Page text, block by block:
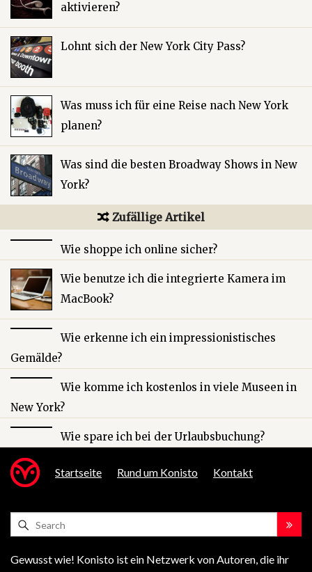
aktivieren?
Lohnt sich der New York City Pass?
Was muss ich für eine Reise nach New York
planen?
Was sind die besten Broadway Shows in New
York?
Zufällige Artikel
Wie shoppe ich online sicher?
Wie benutze ich die integrierte Kamera im
MacBook?
Wie erkenne ich ein impressionistisches
Gemälde?
Wie komme ich kostenlos in viele Museen in
New York?
Wie spare ich bei der Urlaubsbuchung?
Startseite Rund um Konisto Kontakt
Gewusst wie! Konisto ist ein Netzwerk von Autoren, die ihr